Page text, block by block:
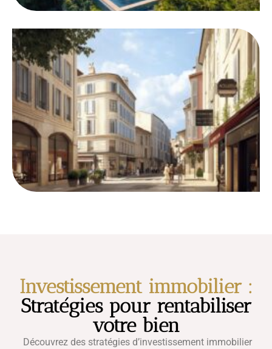
Investissement immobilier :
Stratégies pour rentabiliser
votre bien
Découvrez des stratégies d’investissement immobilier